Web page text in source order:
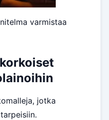
varmistaa
jotka